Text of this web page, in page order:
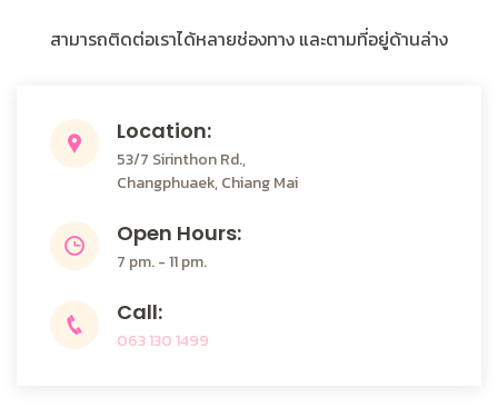
สามารถติดต่อเราได้หลายช่องทาง และตามที่อยู่ด้านล่าง
Location:
53/7 Sirinthon Rd.,
Changphuaek, Chiang Mai
Open Hours:
7 pm. - 11 pm.
Call:
063 130 1499